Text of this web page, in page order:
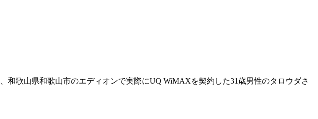
歌山県和歌山市のエディオンで実際にUQ WiMAXを契約した31歳男性のタロウダさ